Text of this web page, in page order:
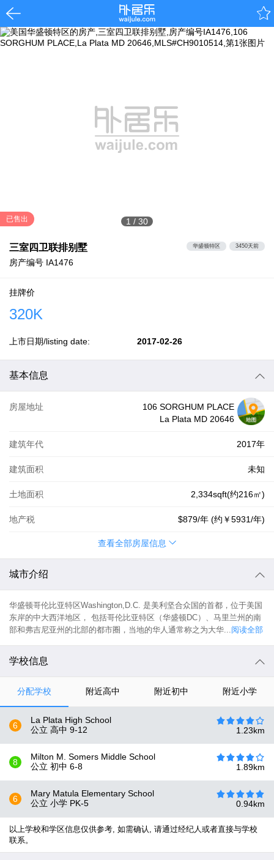
1 / 30
已售出
三室四卫联排别墅
房产编号 IA1476
华盛顿特区 3450天前
挂牌价
320K
上市日期/listing date: 2017-02-26
基本信息
房屋地址
106 SORGHUM PLACE
La Plata MD 20646
建筑年代 2017年
建筑面积 未知
土地面积 2,334sqft(约216㎡)
地产税 $879/年 (约 ￥5931/年)
查看全部房屋信息
城市介绍
华盛顿哥伦比亚特区Washington,D.C. 是美利坚合众国的首都，位于美国
东岸的中大西洋地区， 包括哥伦比亚特区（华盛顿DC）、马里兰州的南
部和弗吉尼亚州的北部的都市圈，当地的华人通常称之为大华...阅读全部
学校信息
分配学校 附近高中 附近初中 附近小学
6
La Plata High School
公立 高中 9-12 1.23km
8
Milton M. Somers Middle School
公立 初中 6-8 1.89km
6
Mary Matula Elementary School
公立 小学 PK-5 0.94km
以上学校和学区信息仅供参考, 如需确认, 请通过经纪人或者直接与学校
联系。